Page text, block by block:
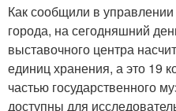
Как сообщили в
города, на сегодняшний
выставочного центра
единиц хранения, а это 19
частью государственного
доступны для